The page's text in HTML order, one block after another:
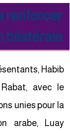
renforcer
bilatérale
Habib
avec le
unies pour la
arabe, Luay